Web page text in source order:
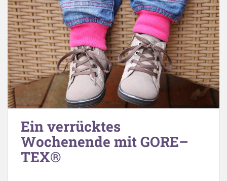
Ein verrücktes
Wochenende mit GORE–
TEX®